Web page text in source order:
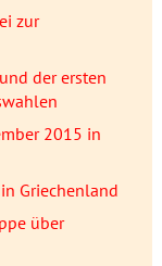
zur
der ersten
2015 in
Griechenland
über